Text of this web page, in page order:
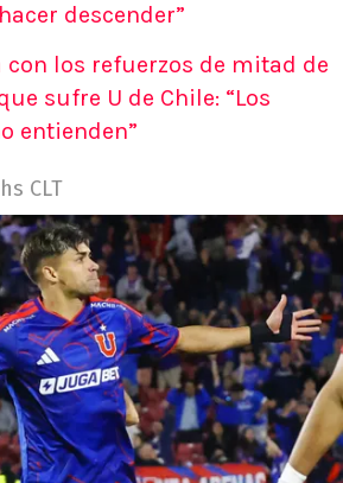
descender”
con los refuerzos de mitad de
sufre U de Chile: “Los
entienden”
CLT